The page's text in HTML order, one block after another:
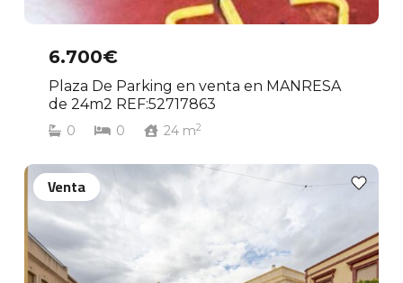
6.700€
Plaza De Parking en venta en MANRESA
de 24m2 REF:52717863
0 0 24m2
Venta